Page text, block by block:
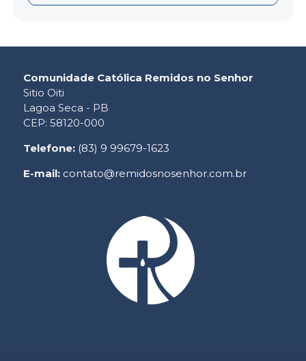
Comunidade Católica Remidos no Senhor
Sitio Oiti
Lagoa Seca - PB
CEP: 58120-000
Telefone: (83) 9 99679-1623
E-mail: contato@remidosnosenhor.com.br